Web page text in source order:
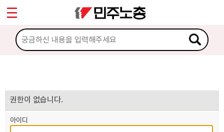
권한이 없습니다.
아이디
마이페이지
소개
노동상담
자료